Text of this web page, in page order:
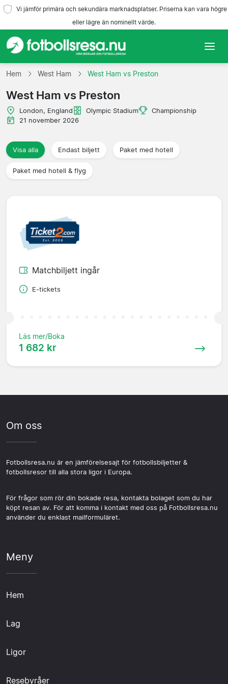
Vi jämför primära och sekundära marknadsplatser. Priserna kan vara högre
eller lägre än nominellt värde.
Hem
Lag
Ligor
Resebyråer
Hem West Ham West Ham vs Preston
West Ham vs Preston
London, England Olympic Stadium
Championship
21 november 2026
Visa alla Endast biljett Paket med hotell
Paket med hotell & flyg
Matchbiljett ingår
E-tickets
Läs mer/Boka
1 682 kr
Om oss
Fotbollsresa.nu är en jämförelsesajt för fotbollsbiljetter &
fotbollsresor till alla stora ligor i Europa.
För frågor som rör din bokade resa, kontakta bolaget som du har
köpt resan av. För att komma i kontakt med oss på Fotbollsresa.nu
använder du enklast mailformuläret.
Meny
Hem
Lag
Ligor
Resebyråer